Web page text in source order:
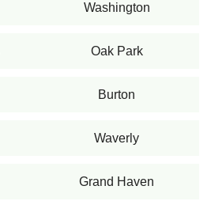
Washington
Oak Park
Burton
Waverly
Grand Haven